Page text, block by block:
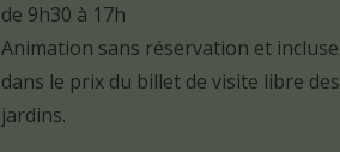
de 9h30 à 17h
Animation sans réservation et incluse
dans le prix du billet de visite libre des
jardins.